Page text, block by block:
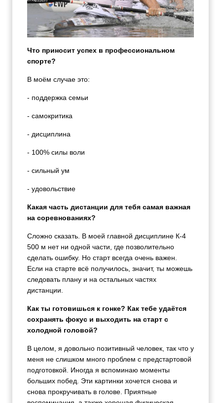
Что приносит успех в профессиональном
спорте?
В моём случае это:
- поддержка семьи
- самокритика
- дисциплина
- 100% силы воли
- сильный ум
- удовольствие
Какая часть дистанции для тебя самая важная
на соревнованиях?
Сложно сказать. В моей главной дисциплине К-4
500 м нет ни одной части, где позволительно
сделать ошибку. Но старт всегда очень важен.
Если на старте всё получилось, значит, ты можешь
следовать плану и на остальных частях
дистанции.
Как ты готовишься к гонке? Как тебе удаётся
сохранять фокус и выходить на старт с
холодной головой?
В целом, я довольно позитивный человек, так что у
меня не слишком много проблем с предстартовой
подготовкой. Иногда я вспоминаю моменты
больших побед. Эти картинки хочется снова и
снова прокручивать в голове. Приятные